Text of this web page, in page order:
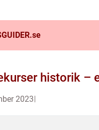
se
historik –
2023